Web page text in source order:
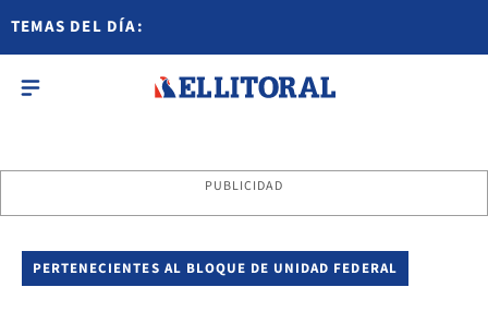
TEMAS DEL DÍA:
PUBLICIDAD
PERTENECIENTES AL BLOQUE DE UNIDAD FEDERAL